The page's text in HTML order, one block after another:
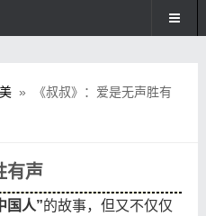
» 《叔叔》：爱是无声胜有
有声
国人”的故事，但又不仅仅